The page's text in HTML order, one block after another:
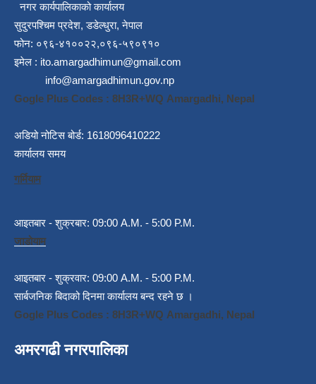
नगर कार्यपालिकाको कार्यालय
सुदुरपश्चिम प्रदेश, डडेल्धुरा, नेपाल
फोन: ०९६-४१००२२,०९६-५९०९१०
इमेल : ito.amargadhimun@gmail.com
info@amargadhimun.gov.np
Gogle Plus Codes : 8H3R+WQ Amargadhi, Nepal
अडियो नोटिस बोर्ड: 1618096410222
कार्यालय समय
गर्मियाम
आइतबार - शुक्रबार: 09:00 A.M. - 5:00 P.M.
जाडोयाम
आइतबार - शुक्रवार: 09:00 A.M. - 5:00 P.M.
सार्बजनिक बिदाको दिनमा कार्यालय बन्द रहने छ ।
Gogle Plus Codes : 8H3R+WQ Amargadhi, Nepal
अमरगढी नगरपालिका